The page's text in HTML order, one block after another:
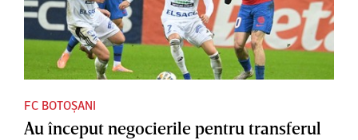
FC BOTOȘANI
Au început negocierile pentru transferul